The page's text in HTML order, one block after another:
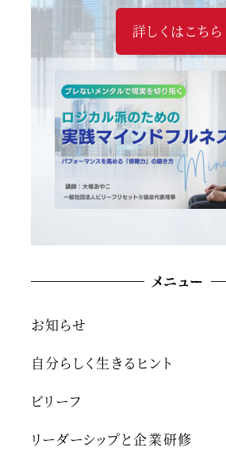
詳しくはこちら
メニュー
お知らせ
自分らしく生きるヒント
ビリーフ
リーダーシップと企業研修